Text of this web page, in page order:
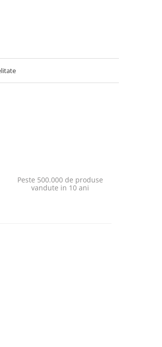
Peste 500.000 de produse
vandute in 10 ani